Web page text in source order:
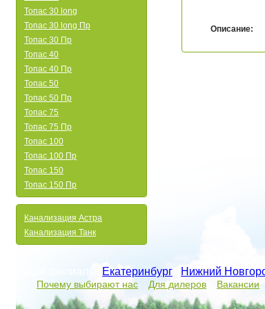
Топас 30 long
Топас 30 long Пр
Топас 30 Пр
Топас 40
Топас 40 Пр
Топас 50
Топас 50 Пр
Топас 75
Топас 75 Пр
Топас 100
Топас 100 Пр
Топас 150
Топас 150 Пр
Канализация Астра
Канализация Танк
Описание:
Екатеринбург Нижний
Почему выбирают нас Для дилеров Вакансии